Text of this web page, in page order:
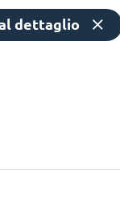
dettaglio